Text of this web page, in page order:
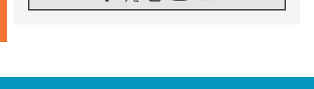
Léon XIV au sanctuaire de Notre Dame du
08.08.2026